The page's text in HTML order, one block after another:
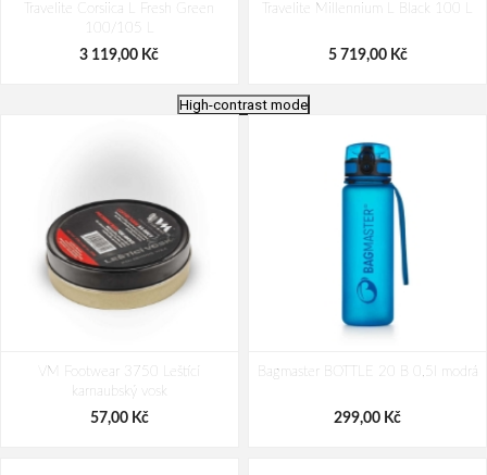
Travelite Corsiica L Fresh Green
100/105 L
3 119,00 Kč
Travelite Millennium L Black 100 L
5 719,00 Kč
3 899,00 Kč 3 899,00 Kč
High-contrast mode
VM Footwear 3750 Leštící
karnaubský vosk
57,00 Kč
Bagmaster BOTTLE 20 B 0,5l modrá
299,00 Kč